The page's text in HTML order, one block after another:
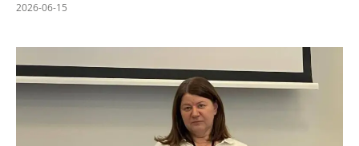
2026-06-15